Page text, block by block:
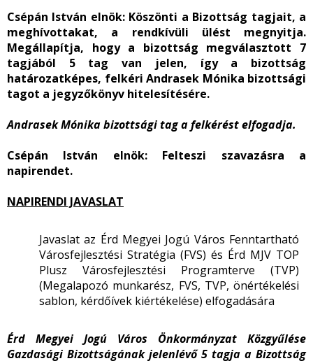
Csépán István elnök: Köszönti a Bizottság tagjait, a
meghívottakat, a rendkívüli ülést megnyitja.
Megállapítja, hogy a bizottság megválasztott 7
tagjából 5 tag van jelen, így a bizottság
határozatképes, felkéri Andrasek Mónika bizottsági
tagot a jegyzőkönyv hitelesítésére.
Andrasek Mónika bizottsági tag a felkérést elfogadja.
Csépán István elnök:Felteszi szavazásra a
napirendet.
NAPIRENDI JAVASLAT
Javaslat az Érd Megyei Jogú Város Fenntartható
Városfejlesztési Stratégia (FVS) és Érd MJV TOP
Plusz Városfejlesztési Programterve (TVP)
(Megalapozó munkarész, FVS, TVP, önértékelési
sablon, kérdőívek kiértékelése) elfogadására
Érd Megyei Jogú Város Önkormányzat Közgyűlése
Gazdasági Bizottságának jelenlévő 5 tagja a Bizottság